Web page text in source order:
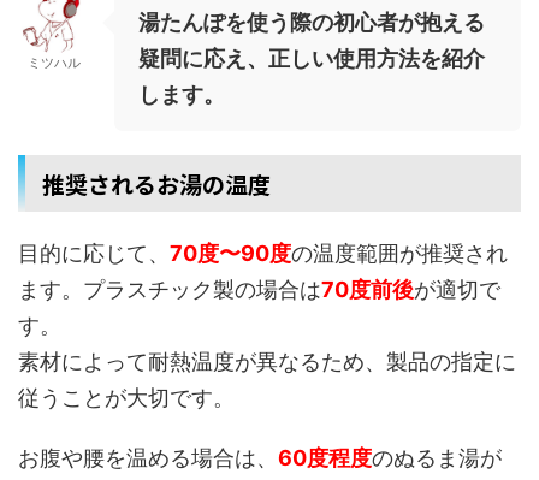
ミツハル
湯たんぽを使う際の初心者が抱える
疑問に応え、正しい使用方法を紹介
します。
推奨されるお湯の温度
目的に応じて、 70度〜90度の温度範囲が推奨され
ます。プラスチック製の場合は70度前後が適切で
す。
素材によって耐熱温度が異なるため、製品の指定に
従うことが大切です。
お腹や腰を温める場合は、 60度程度のぬるま湯が